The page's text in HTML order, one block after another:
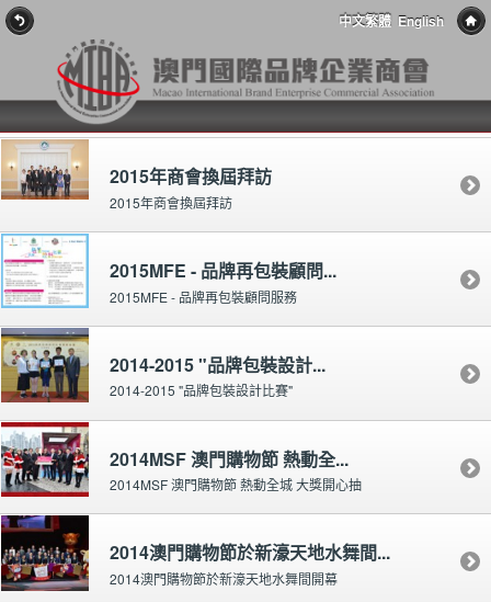
中文繁體 English
2015年商會換屆拜訪
2015年商會換屆拜訪
2015MFE - 品牌再包裝顧問...
2015MFE - 品牌再包裝顧問服務
2014-2015 "品牌包裝設計...
2014-2015 "品牌包裝設計比賽"
2014MSF 澳門購物節 熱動全...
2014MSF 澳門購物節 熱動全城 大獎開心抽
2014澳門購物節於新濠天地水舞間...
2014澳門購物節於新濠天地水舞間開幕